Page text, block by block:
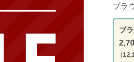
ブラ
ブ
（